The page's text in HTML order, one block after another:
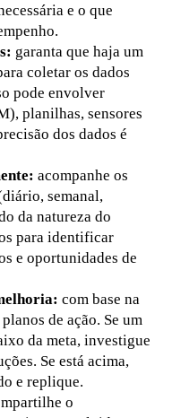
e o que
garanta que haja um
coletar os dados
pode envolver
planilhas, sensores
dos dados é
acompanhe os
semanal,
da natureza do
para identificar
e oportunidades de
com base na
de ação. Se um
da meta, investigue
Se está acima,
e replique.
o